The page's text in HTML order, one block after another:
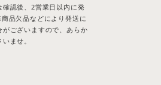
確認後、2営業日以内に発
品欠品などにより発送に
がございますので、あらか
ませ。